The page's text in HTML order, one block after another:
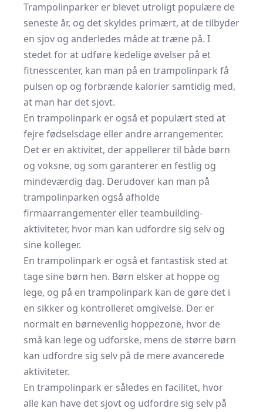
Trampolinparker er blevet utroligt populære de
seneste år, og det skyldes primært, at de tilbyder
en sjov og anderledes måde at træne på. I
stedet for at udføre kedelige øvelser på et
fitnesscenter, kan man på en trampolinpark få
pulsen op og forbrænde kalorier samtidig med,
at man har det sjovt.
En trampolinpark er også et populært sted at
fejre fødselsdage eller andre arrangementer.
Det er en aktivitet, der appellerer til både børn
og voksne, og som garanterer en festlig og
mindeværdig dag. Derudover kan man på
trampolinparken også afholde
firmaarrangementer eller teambuilding-
aktiviteter, hvor man kan udfordre sig selv og
sine kolleger.
En trampolinpark er også et fantastisk sted at
tage sine børn hen. Børn elsker at hoppe og
lege, og på en trampolinpark kan de gøre det i
en sikker og kontrolleret omgivelse. Der er
normalt en børnevenlig hoppezone, hvor de
små kan lege og udforske, mens de større børn
kan udfordre sig selv på de mere avancerede
aktiviteter.
En trampolinpark er således en facilitet, hvor
alle kan have det sjovt og udfordre sig selv på